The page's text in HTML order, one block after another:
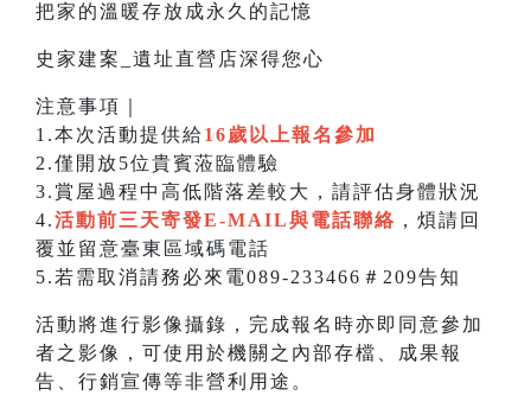
把家的溫暖存放成永久的記憶
史家建案_遺址直營店深得您心
注意事項｜
1.本次活動提供給16歲以上報名參加
2.僅開放5位貴賓蒞臨體驗
3.賞屋過程中高低階落差較大，請評估身體狀況
4.活動前三天寄發E-MAIL與電話聯絡 ，煩請回
覆並留意臺東區域碼電話
5.若需取消請務必來電089-233466＃209告知
活動將進行影像攝錄，完成報名時亦即同意參加
者之影像，可使用於機關之內部存檔、成果報
告、行銷宣傳等非營利用途。